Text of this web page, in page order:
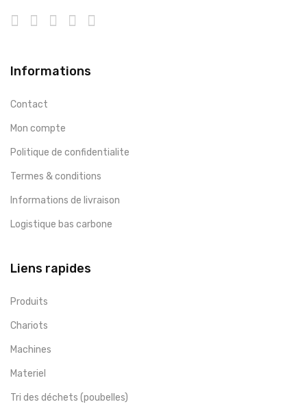
Informations
Contact
Mon compte
Politique de confidentialite
Termes & conditions
Informations de livraison
Logistique bas carbone
Liens rapides
Produits
Chariots
Machines
Materiel
Tri des déchets (poubelles)